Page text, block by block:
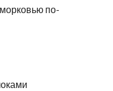
морковью по-